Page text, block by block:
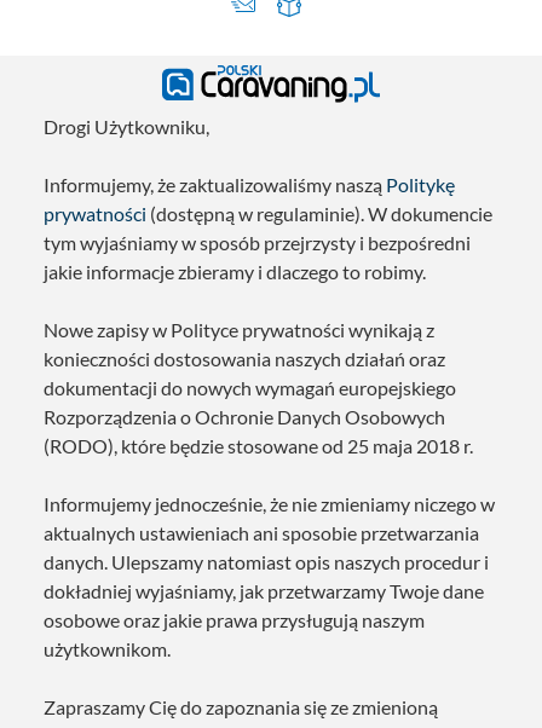
Drogi Użytkowniku,
Informujemy, że zaktualizowaliśmy naszą Politykę
prywatności (dostępną w regulaminie). W dokumencie
tym wyjaśniamy w sposób przejrzysty i bezpośredni
jakie informacje zbieramy i dlaczego to robimy.
Nowe zapisy w Polityce prywatności wynikają z
konieczności dostosowania naszych działań oraz
dokumentacji do nowych wymagań europejskiego
Rozporządzenia o Ochronie Danych Osobowych
(RODO), które będzie stosowane od 25 maja 2018 r.
Informujemy jednocześnie, że nie zmieniamy niczego w
aktualnych ustawieniach ani sposobie przetwarzania
danych. Ulepszamy natomiast opis naszych procedur i
dokładniej wyjaśniamy, jak przetwarzamy Twoje dane
osobowe oraz jakie prawa przysługują naszym
użytkownikom.
Zapraszamy Cię do zapoznania się ze zmienioną